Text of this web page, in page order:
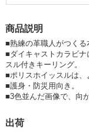
商品説明
■熟練の革職人がつくる
■ダイキャストカラビ
スル付きキーリング。
■ポリスホイッスルは、
■護身・防災用向き。
■3色並んだ画像で、向
出荷